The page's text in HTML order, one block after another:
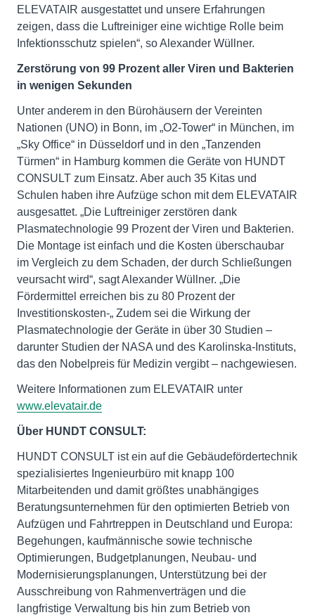
ELEVATAIR ausgestattet und unsere Erfahrungen
zeigen, dass die Luftreiniger eine wichtige Rolle beim
Infektionsschutz spielen“, so Alexander Wüllner.
Zerstörung von 99 Prozent aller Viren und Bakterien
in wenigen Sekunden
Unter anderem in den Bürohäusern der Vereinten
Nationen (UNO) in Bonn, im „O2-Tower“ in München, im
„Sky Office“ in Düsseldorf und in den „Tanzenden
Türmen“ in Hamburg kommen die Geräte von HUNDT
CONSULT zum Einsatz. Aber auch 35 Kitas und
Schulen haben ihre Aufzüge schon mit dem ELEVATAIR
ausgesattet. „Die Luftreiniger zerstören dank
Plasmatechnologie 99 Prozent der Viren und Bakterien.
Die Montage ist einfach und die Kosten überschaubar
im Vergleich zu dem Schaden, der durch Schließungen
veursacht wird“, sagt Alexander Wüllner. „Die
Fördermittel erreichen bis zu 80 Prozent der
Investitionskosten-„ Zudem sei die Wirkung der
Plasmatechnologie der Geräte in über 30 Studien –
darunter Studien der NASA und des Karolinska-Instituts,
das den Nobelpreis für Medizin vergibt – nachgewiesen.
Weitere Informationen zum ELEVATAIR unter
www.elevatair.de
Über HUNDT CONSULT:
HUNDT CONSULT ist ein auf die Gebäudefördertechnik
spezialisiertes Ingenieurbüro mit knapp 100
Mitarbeitenden und damit größtes unabhängiges
Beratungsunternehmen für den optimierten Betrieb von
Aufzügen und Fahrtreppen in Deutschland und Europa:
Begehungen, kaufmännische sowie technische
Optimierungen, Budgetplanungen, Neubau- und
Modernisierungsplanungen, Unterstützung bei der
Ausschreibung von Rahmenverträgen und die
langfristige Verwaltung bis hin zum Betrieb von